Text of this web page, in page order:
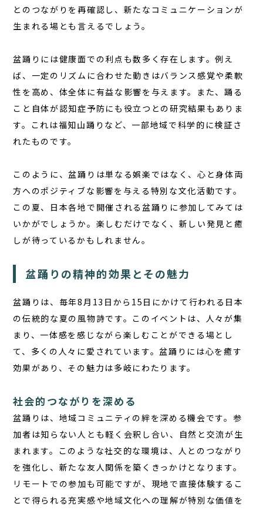
JA
EN
栃木県那須町簑沢563-4旧美野沢小学校
0287-73-5333（9:30～20:00）
とのつながりを再確認し、新たなコミュニケーションが
生まれる場とも言えるでしょう。
盆踊りには健康面での利点も数多く存在します。例え
ば、一定のリズムに合わせた動きはバランス感覚や柔軟
性を高め、体全体に有益な影響を与えます。また、踊る
こと自体が認知症予防にも役立つとの研究結果もありま
す。これは福知山踊りなど、一部地域で科学的に検証さ
れたものです。
このように、盆踊りは単なる娯楽ではなく 、心と身体両
方へのポジティブな影響を与える特別な文化活動です。
この夏、日本各地で開催される盆踊りに参加してみては
いかがでしょうか。楽しむだけでなく、新しい発見と癒
しが待っているかもしれません。
盆踊りの精神的効果とその魅力
盆踊りは、毎年8月13日から15日にかけて行われる日本
の伝統的な夏の風物詩です。このイベントは、人々が集
まり、一体感を感じながら楽しむことができる場とし
て、多くの人々に愛されています。盆踊りには心を癒す
効果があり、その魅力は多岐にわたります。
社会的つながりを深める
盆踊りは、地域コミュニティの絆を深める機会です。参
加者は知らない人とも軽く会釈し合い、自然と交流が生
まれます。このような社交的な環境は、人とのつながり
を強化し、新たな友人関係を築くきっかけとなります。
リモートでの参加も可能ですが、現地で直接体験するこ
とで得られる充実感や地域文化への理解が特別な価値を